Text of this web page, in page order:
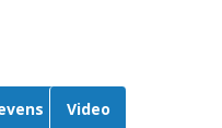
Video